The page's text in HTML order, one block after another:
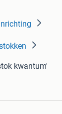
kwantum'